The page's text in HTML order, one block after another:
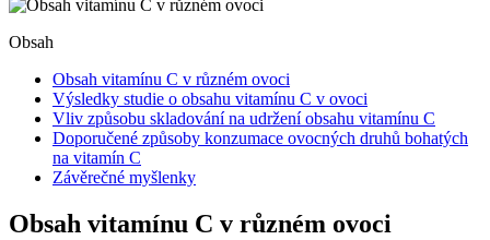
Obsah
Obsah vitamínu C v různém ovoci
Výsledky studie o obsahu vitamínu C v ovoci
Vliv způsobu skladování na udržení obsahu vitamínu C
Doporučené způsoby konzumace ovocných druhů bohatých
na vitamín C
Závěrečné myšlenky
Obsah vitamínu C v různém ovoci